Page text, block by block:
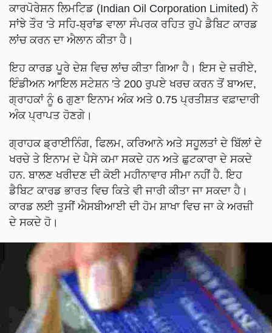
ਕਾਰਪੋਰੇਸ਼ਨ ਲਿਮਟਿਡ (Indian Oil Corporation Limited) ਨੇ
ਸਾਂਝੇ ਤੌਰ 'ਤੇ ਸਹਿ-ਬ੍ਰਾਂਡ ਵਾਲਾ ਸੰਪਰਕ ਰਹਿਤ ਰੁਪੇ ਡੈਬਿਟ ਕਾਰਡ
ਲਾਂਚ ਕਰਨ ਦਾ ਐਲਾਨ ਕੀਤਾ ਹੈ।
ਇਹ ਕਾਰਡ ਪੂਰੇ ਦੇਸ਼ ਵਿਚ ਲਾਂਚ ਕੀਤਾ ਗਿਆ ਹੈ। ਇਸ ਦੇ ਜ਼ਰੀਏ,
ਇੰਡੀਅਨ ਆਇਲ ਸਟੇਸ਼ਨ 'ਤੇ 200 ਰੁਪਏ ਖਰਚ ਕਰਨ ਤੋਂ ਬਾਅਦ,
ਗ੍ਰਾਹਕਾਂ ਨੂੰ 6 ਗੁਣਾ ਇਨਾਮ ਅੰਕ ਅਤੇ 0.75 ਪ੍ਰਤੀਸ਼ਤ ਵਫ਼ਾਦਾਰੀ
ਅੰਕ ਪ੍ਰਾਪਤ ਹੋਣਗੇ।
ਗ੍ਰਾਹਕ ਡ੍ਰਾਈਨਿੰਗ, ਫਿਲਮ, ਕਰਿਆਨੇ ਅਤੇ ਸਹੂਲਤਾਂ ਦੇ ਬਿੱਲਾਂ ਦੇ
ਖਰਚੇ ਤੇ ਇਨਾਮ ਦੇ ਪੈਸੇ ਕਮਾ ਸਕਦੇ ਹਨ ਅਤੇ ਛੁਟਕਾਰਾ ਦੇ ਸਕਦੇ
ਹਨ. ਬਾਲਣ ਖਰੀਦਣ ਦੀ ਕੋਈ ਮਹੀਨਾਵਾਰ ਸੀਮਾ ਨਹੀਂ ਹੈ. ਇਹ
ਡੈਬਿਟ ਕਾਰਡ ਭਾਰਤ ਵਿਚ ਕਿਤੇ ਵੀ ਜਾਰੀ ਕੀਤਾ ਜਾ ਸਕਦਾ ਹੈ।
ਕਾਰਡ ਲਈ ਤੁਸੀਂ ਐਸਬੀਆਈ ਦੀ ਹੋਮ ਸ਼ਾਖਾ ਵਿਚ ਜਾ ਕੇ ਅਰਜ਼ੀ
ਦੇ ਸਕਦੇ ਹੋ।